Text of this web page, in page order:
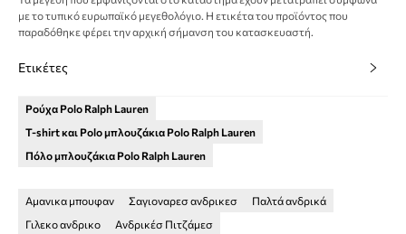
με το τυπικό ευρωπαϊκό μεγεθολόγιο. Η ετικέτα του προϊόντος που
παραδόθηκε φέρει την αρχική σήμανση του κατασκευαστή.
Ετικέτες
Ρούχα Polo Ralph Lauren
T-shirt και Polo μπλουζάκια Polo Ralph Lauren
Πόλο μπλουζάκια Polo Ralph Lauren
Αμανικα μπουφαν Σαγιοναρεσ ανδρικεσ
Παλτά ανδρικά
Γιλεκο ανδρικο
Ανδρικέσ Πιτζάμεσ